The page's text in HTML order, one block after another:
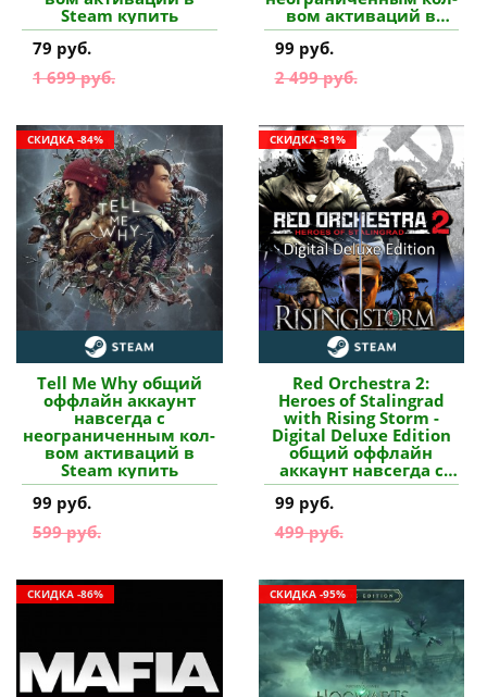
Steam купить
79 руб.
1 699 руб.
вом активаций в
Steam купить
99 руб.
2 499 руб.
СКИДКА -84%
Tell Me Why общий
оффлайн аккаунт
навсегда с
неограниченным кол-
вом активаций в
Steam купить
99 руб.
599 руб.
СКИДКА -81%
Red Orchestra 2:
Heroes of Stalingrad
with Rising Storm -
Digital Deluxe Edition
общий оффлайн
аккаунт навсегда с
неограниченным кол-
вом активаций в
Steam купить
99 руб.
499 руб.
СКИДКА -86% СКИДКА -95%